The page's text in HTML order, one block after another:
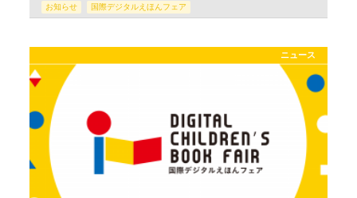
お知らせ 国際デジタルえほんフェア
ニュース